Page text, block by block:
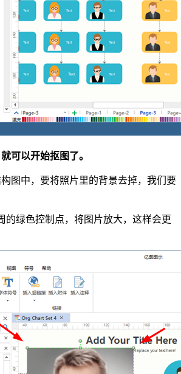
可以开始抠图了。
图中，要将照片里的背景去掉，我们要
的绿色控制点，将图片放大，这样会更